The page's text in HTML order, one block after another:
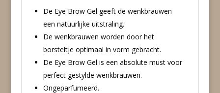
De Eye Brow Gel geeft de wenkbrauwen
een natuurlijke uitstraling.
De wenkbrauwen worden door het
borsteltje optimaal in vorm gebracht.
De Eye Brow Gel is een absolute must voor
perfect gestylde wenkbrauwen.
Ongeparfumeerd.